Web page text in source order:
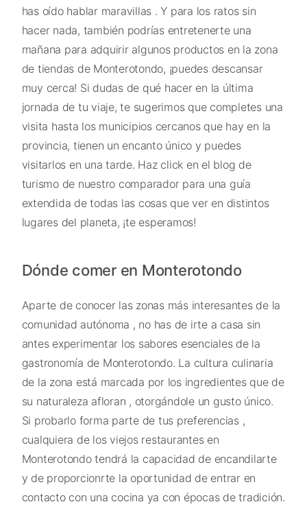
has oído hablar maravillas . Y para los ratos sin
hacer nada, también podrías entretenerte una
mañana para adquirir algunos productos en la zona
de tiendas de Monterotondo, ¡puedes descansar
muy cerca! Si dudas de qué hacer en la última
jornada de tu viaje, te sugerimos que completes una
visita hasta los municipios cercanos que hay en la
provincia, tienen un encanto único y puedes
visitarlos en una tarde. Haz click en el blog de
turismo de nuestro comparador para una guía
extendida de todas las cosas que ver en distintos
lugares del planeta, ¡te esperamos!
Dónde comer en Monterotondo
Aparte de conocer las zonas más interesantes de la
comunidad autónoma , no has de irte a casa sin
antes experimentar los sabores esenciales de la
gastronomía de Monterotondo. La cultura culinaria
de la zona está marcada por los ingredientes que de
su naturaleza afloran , otorgándole un gusto único.
Si probarlo forma parte de tus preferencias ,
cualquiera de los viejos restaurantes en
Monterotondo tendrá la capacidad de encandilarte
y de proporcionrte la oportunidad de entrar en
contacto con una cocina ya con épocas de tradición.